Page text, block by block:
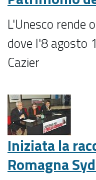
L'Unesco rende
dove l'8 agosto
Cazier
Iniziata la
Romagna